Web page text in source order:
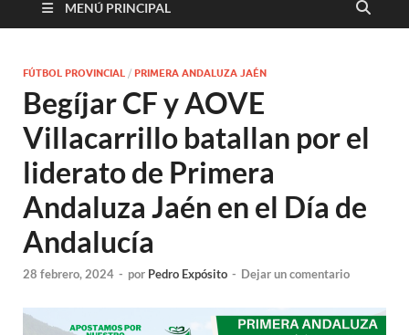
MENÚ PRINCIPAL
FÚTBOL PROVINCIAL / PRIMERA ANDALUZA JAÉN
Begíjar CF y AOVE
Villacarrillo batallan por el
liderato de Primera
Andaluza Jaén en el Día de
Andalucía
28 febrero, 2024 - por Pedro Expósito - Dejar un comentario